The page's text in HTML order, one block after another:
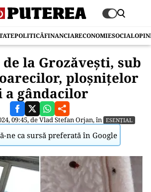
POLITICĂFINANCIARECONOMIESOCIAL
la Grozăvești, sub
ploșnițelor
a gândacilor
09:45, deVlad Stefan Orjan, în ESENȚIAL
ne ca sursă preferată în Google